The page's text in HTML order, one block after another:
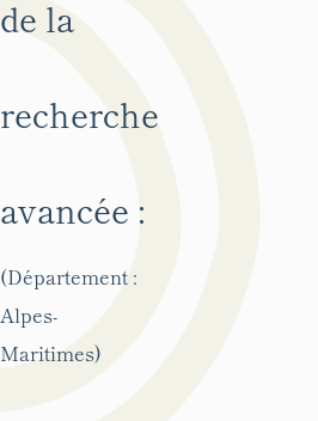
de la
recherche
avancée :
(Département :
Alpes-
Maritimes)